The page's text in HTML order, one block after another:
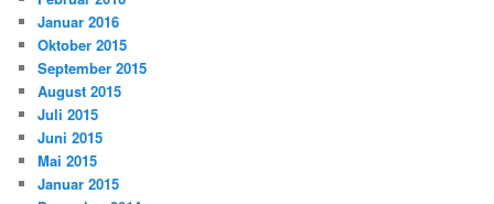
Januar 2016
Oktober 2015
September 2015
August 2015
Juli 2015
Juni 2015
Mai 2015
Januar 2015